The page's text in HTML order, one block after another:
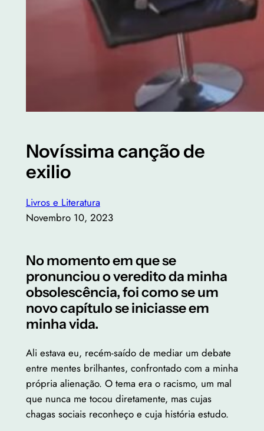
Novíssima canção de
exilio
Livros e Literatura
Novembro 10, 2023
No momento em que se
pronunciou o veredito da minha
obsolescência, foi como se um
novo capítulo se iniciasse em
minha vida.
Ali estava eu, recém-saído de mediar um debate
entre mentes brilhantes, confrontado com a minha
própria alienação. O tema era o racismo, um mal
que nunca me tocou diretamente, mas cujas
chagas sociais reconheço e cuja história estudo.